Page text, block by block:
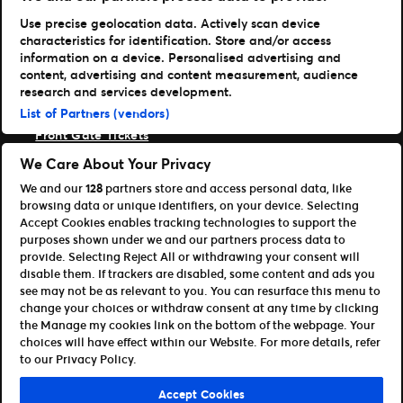
Hole dir unsere App
Ticketmaster
TM1 Reports
Portfolio
Ticketmaster
Front Gate Tickets
Universe
Verbessere
Partner
Platform Übersicht öffnen
Partner & Vertriebspartner
Entwickler (APIs und SDKs)
Allgemeinen Geschäftsbedingungen
DatenschutzerklärungCookie-Richtlinie
Meine Cookies und Anzeigeneinstellungen verwalten
Use precise geolocation data. Actively scan device
characteristics for identification. Store and/or access
information on a device. Personalised advertising and
content, advertising and content measurement, audience
research and services development.
List of Partners (vendors)
We Care About Your Privacy
We and our128 partners store and access personal data, like
browsing data or unique identifiers, on your device. Selecting
Accept Cookies enables tracking technologies to support the
purposes shown under we and our partners process data to
provide. Selecting Reject All or withdrawing your consent will
disable them. If trackers are disabled, some content and ads you
see may not be as relevant to you. You can resurface this menu to
change your choices or withdraw consent at any time by clicking
the Manage my cookies link on the bottom of the webpage. Your
choices will have effect within our Website. For more details, refer
to our Privacy Policy.
Accept Cookies